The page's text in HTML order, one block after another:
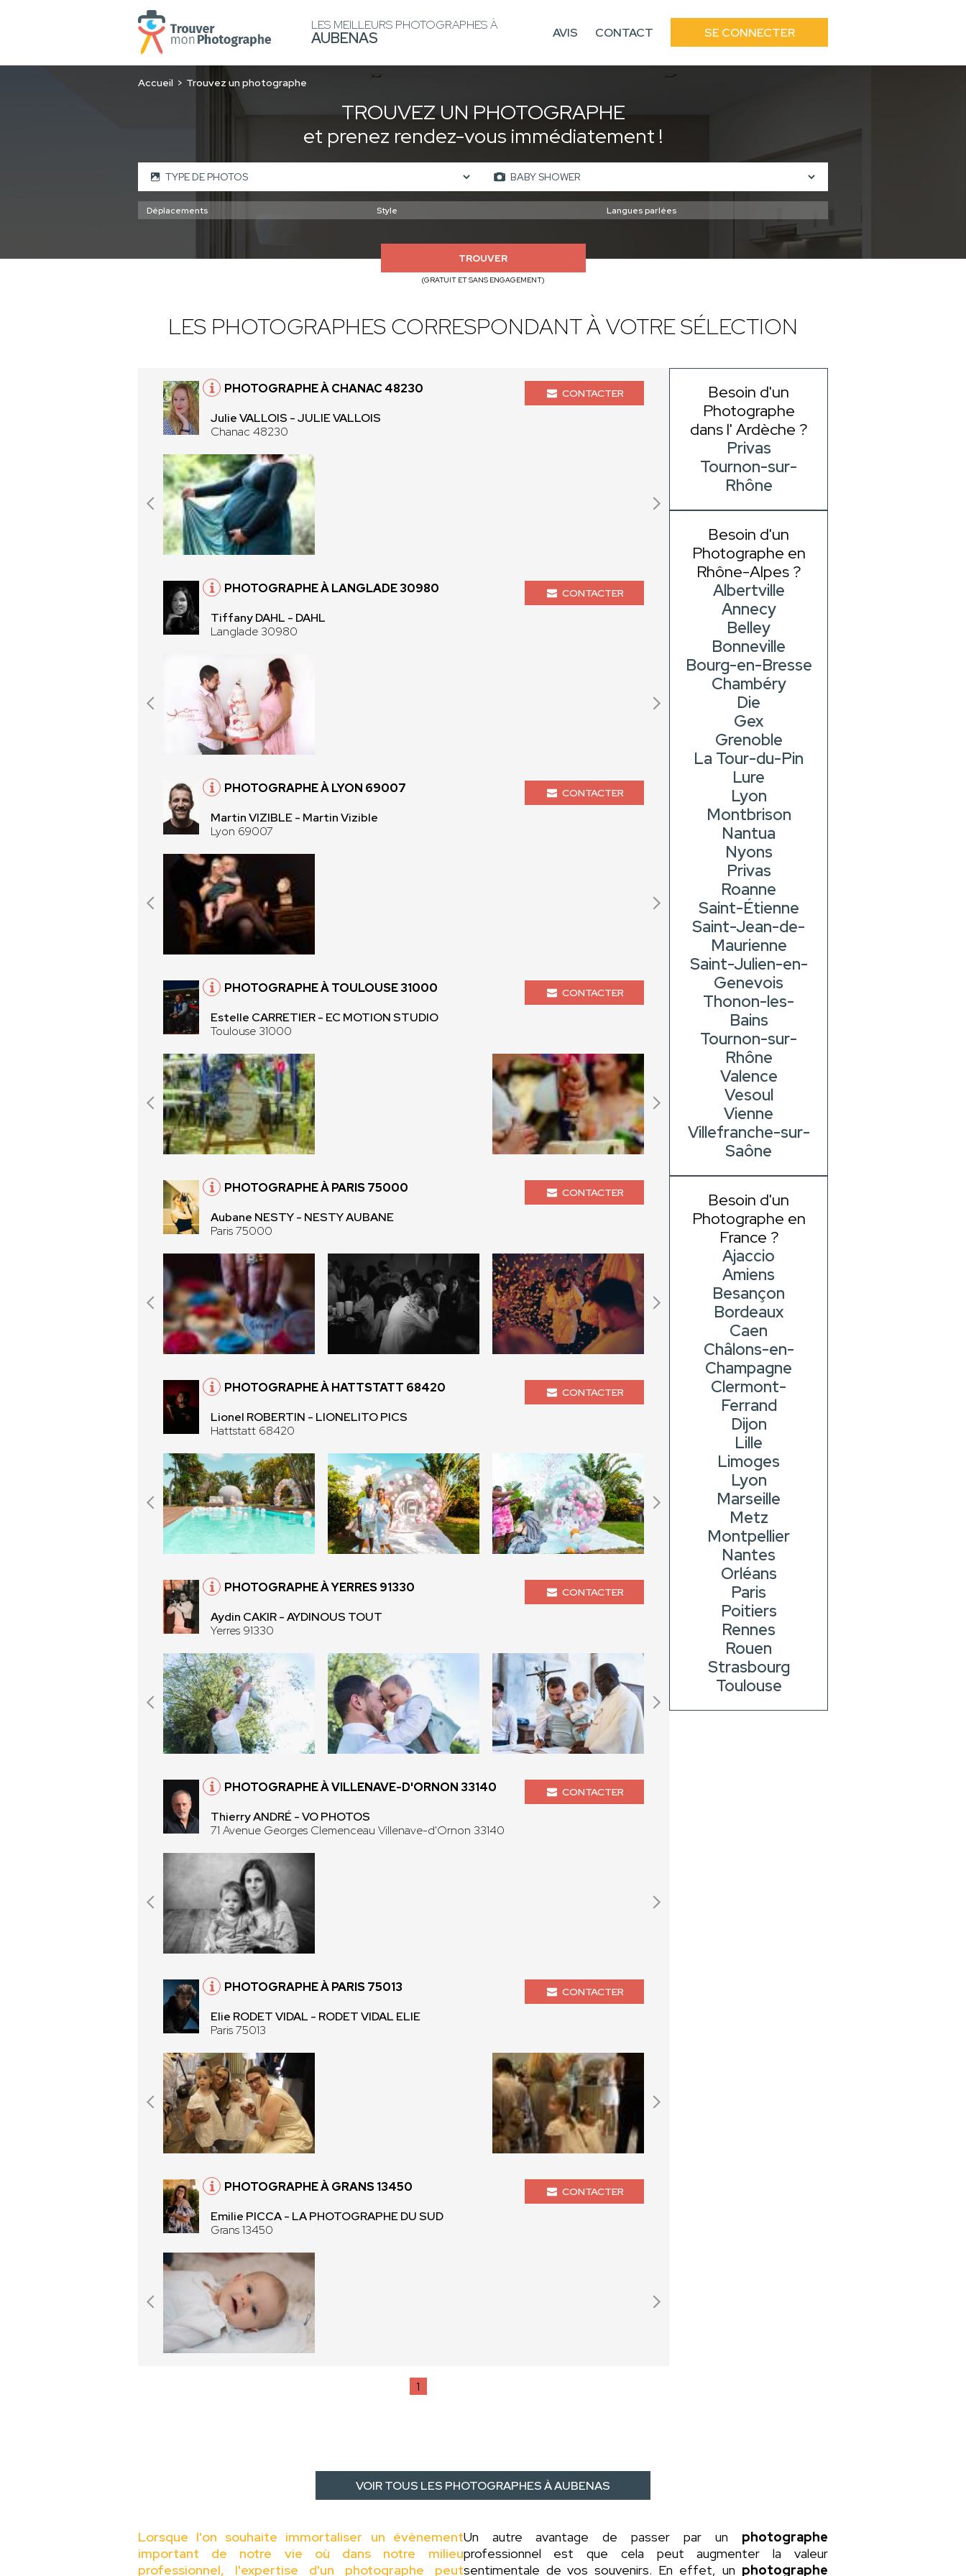
LES MEILLEURS PHOTOGRAPHES À
AUBENAS AVIS CONTACT SE CONNECTER
Accueil Trouvez un photographe
TROUVEZ UN PHOTOGRAPHE
et prenez rendez-vous immédiatement !
TROUVER
(GRATUIT ET SANS ENGAGEMENT)
LES PHOTOGRAPHES CORRESPONDANT À VOTRE SÉLECTION
PHOTOGRAPHE À CHANAC 48230
Julie VALLOIS - JULIE VALLOIS
Chanac 48230
CONTACTER
PHOTOGRAPHE À LANGLADE 30980
Tiffany DAHL - DAHL
Langlade 30980
CONTACTER
PHOTOGRAPHE À LYON 69007
Martin VIZIBLE - Martin Vizible
Lyon 69007
CONTACTER
PHOTOGRAPHE À TOULOUSE 31000
Estelle CARRETIER - EC MOTION STUDIO
Toulouse 31000
CONTACTER
PHOTOGRAPHE À PARIS 75000
Aubane NESTY - NESTY AUBANE
Paris 75000
CONTACTER
PHOTOGRAPHE À HATTSTATT 68420
Lionel ROBERTIN - LIONELITO PICS
Hattstatt 68420
CONTACTER
PHOTOGRAPHE À YERRES 91330
Aydin CAKIR - AYDINOUS TOUT
Yerres 91330
CONTACTER
PHOTOGRAPHE À VILLENAVE-D'ORNON 33140
Thierry ANDRÉ - VO PHOTOS
71 Avenue Georges Clemenceau Villenave-d'Ornon 33140
CONTACTER
PHOTOGRAPHE À PARIS 75013
Elie RODET VIDAL - RODET VIDAL ELIE
Paris 75013
CONTACTER
PHOTOGRAPHE À GRANS 13450
Emilie PICCA - LA PHOTOGRAPHE DU SUD
Grans 13450
CONTACTER
1
Besoin d'un
Photographe
dans l' Ardèche ?
Privas
Tournon-sur-
Rhône
Besoin d'un
Photographe en
Rhône-Alpes ?
Albertville
Annecy
Belley
Bonneville
Bourg-en-Bresse
Chambéry
Die
Gex
Grenoble
La Tour-du-Pin
Lure
Lyon
Montbrison
Nantua
Nyons
Privas
Roanne
Saint-Étienne
Saint-Jean-de-
Maurienne
Saint-Julien-en-
Genevois
Thonon-les-
Bains
Tournon-sur-
Rhône
Valence
Vesoul
Vienne
Villefranche-sur-
Saône
Besoin d'un
Photographe en
France ?
Ajaccio
Amiens
Besançon
Bordeaux
Caen
Châlons-en-
Champagne
Clermont-
Ferrand
Dijon
Lille
Limoges
Lyon
Marseille
Metz
Montpellier
Nantes
Orléans
Paris
Poitiers
Rennes
Rouen
Strasbourg
Toulouse
VOIR TOUS LES PHOTOGRAPHES À AUBENAS
Lorsque l'on souhaite immortaliser un évènement
important de notre vie où dans notre milieu
professionnel, l'expertise d'un photographe peut
Un autre avantage de passer par un photographe
professionnel est que cela peut augmenter la valeur
sentimentale de vos souvenirs. En effet, un photographe